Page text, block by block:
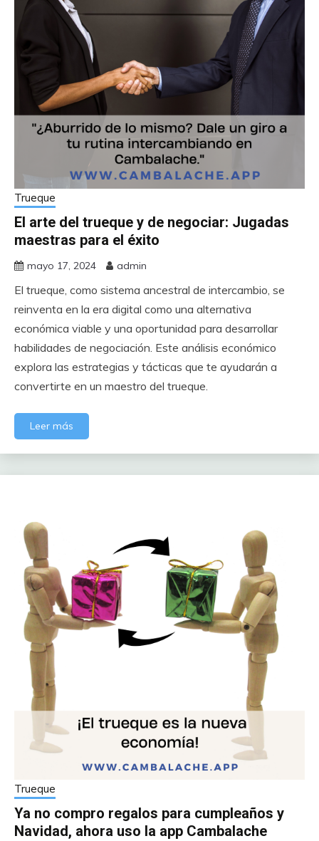
Trueque
El arte del trueque y de negociar: Jugadas
maestras para el éxito
mayo 17, 2024 admin
El trueque, como sistema ancestral de intercambio, se
reinventa en la era digital como una alternativa
económica viable y una oportunidad para desarrollar
habilidades de negociación. Este análisis económico
explora las estrategias y tácticas que te ayudarán a
convertirte en un maestro del trueque.
Leer más
Trueque
Ya no compro regalos para cumpleaños y
Navidad, ahora uso la app Cambalache